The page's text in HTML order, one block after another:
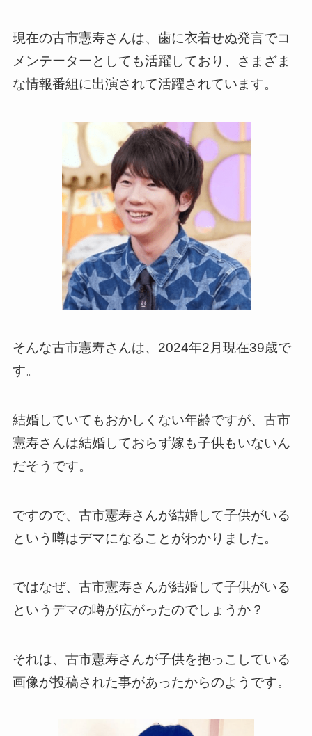
現在の古市憲寿さんは、歯に衣着せぬ発言でコ
メンテーターとしても活躍しており、さまざま
な情報番組に出演されて活躍されています。
そんな古市憲寿さんは、2024年2月現在39歳で
す。
結婚していてもおかしくない年齢ですが、古市
憲寿さんは結婚しておらず嫁も子供もいないん
だそうです。
ですので、古市憲寿さんが結婚して子供がいる
という噂はデマになることがわかりました。
ではなぜ、古市憲寿さんが結婚して子供がいる
というデマの噂が広がったのでしょうか？
それは、古市憲寿さんが子供を抱っこしている
画像が投稿された事があったからのようです。